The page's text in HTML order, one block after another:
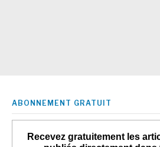
ABONNEMENT GRATUIT
Recevez gratuitement les